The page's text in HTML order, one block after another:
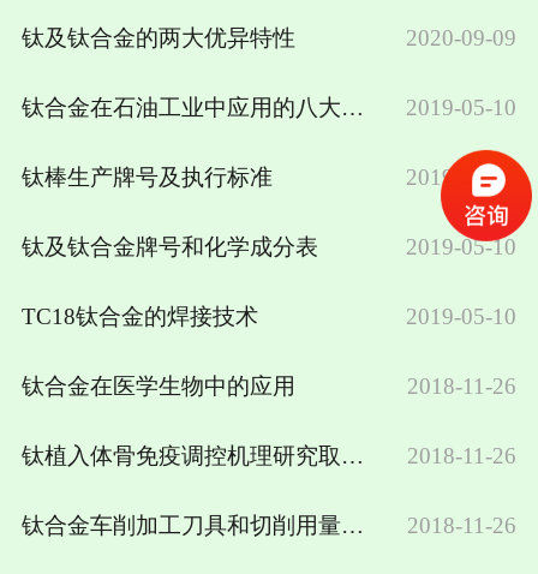
钛及钛合金的两大优异特性 2020-09-09
钛合金在石油工业中应用的八大特性 2019-05-10
钛棒生产牌号及执行标准 2019-05-10
钛及钛合金牌号和化学成分表 2019-05-10
TC18钛合金的焊接技术 2019-05-10
钛合金在医学生物中的应用 2018-11-26
钛植入体骨免疫调控机理研究取得进展 2018-11-26
钛合金车削加工刀具和切削用量的研究 2018-11-26